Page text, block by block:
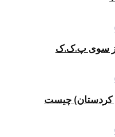
از سوی پ.ک.ک
چیست